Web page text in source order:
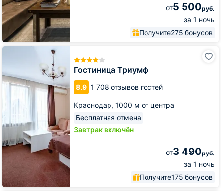
от5 500руб.
за 1 ночь
Получите275 бонусов
Гостиница Триумф
8.9 1 708 отзывов гостей
Краснодар, 1000 м от центра
Бесплатная отмена
Завтрак включён
от3 490руб.
за 1 ночь
Получите175 бонусов
Гостиница